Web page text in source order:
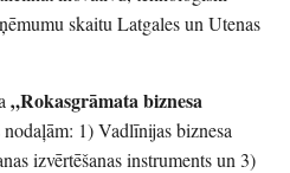
skaitu Latgales un Utenas
„Rokasgrāmata biznesa
1) Vadlīnijas biznesa
izvērtēšanas instruments un 3)